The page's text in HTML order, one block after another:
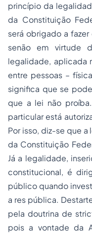
princípio da
da Constituição
será obrigado a
senão em virtude
legalidade, aplicada
entre pessoas –
significa que se
que a lei não
particular está
Por isso, diz-se que
da Constituição
Já a legalidade,
constitucional, é
público quando
a res pública.
pela doutrina de
pois a vontade da